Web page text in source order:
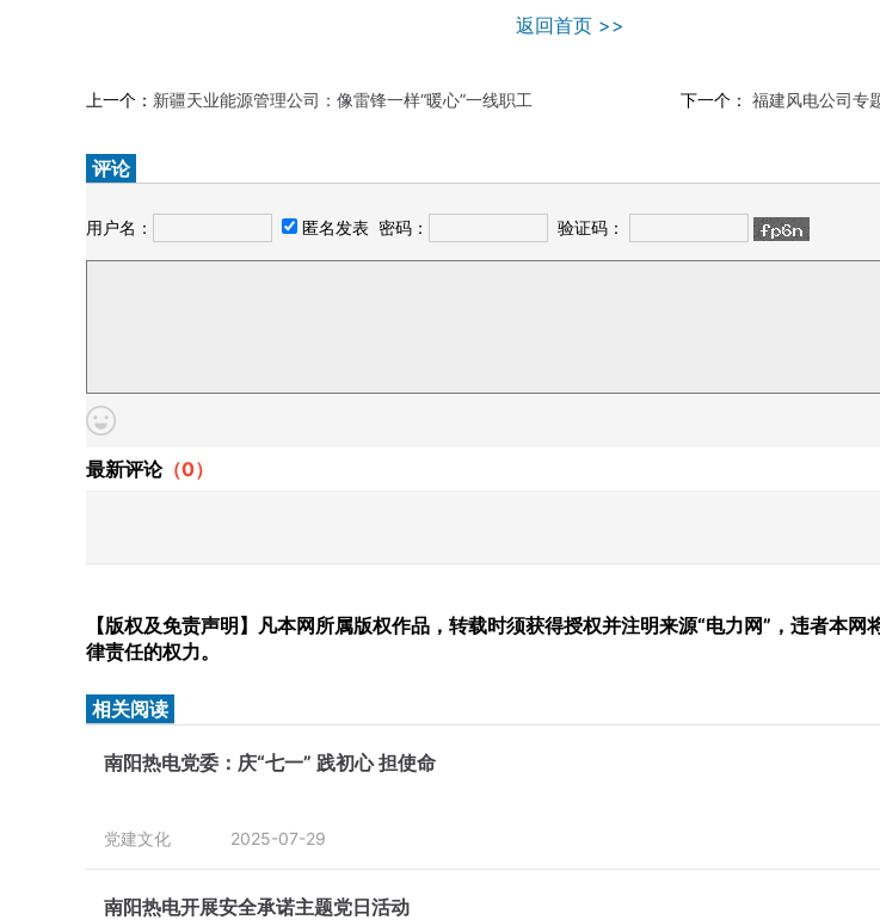
返回首页 >>
上一个： 新疆天业能源管理公司：像雷锋一样“暖心”一线职工 下一个： 福建风电公司专
评论
用户名： 匿名发表 密码： 验证码：
最新评论（0）
【版权及免责声明】凡本网所属版权作品，转载时须获得授权并注明来源“电力网”，违者本网
律责任的权力。
相关阅读
南阳热电党委：庆“七一” 践初心 担使命
党建文化 2025-07-29
南阳热电开展安全承诺主题党日活动